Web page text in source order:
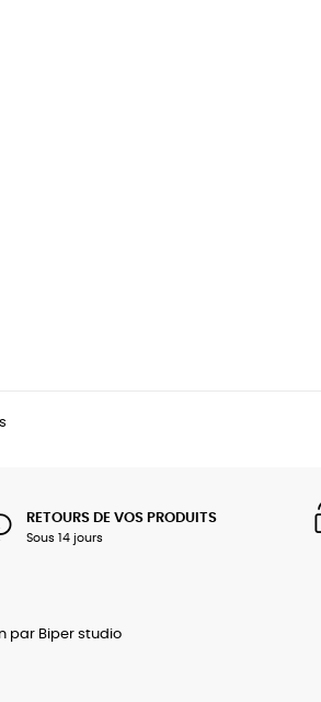
RETOURS DE VOS PRODUITS
Sous 14 jours
par Biper studio